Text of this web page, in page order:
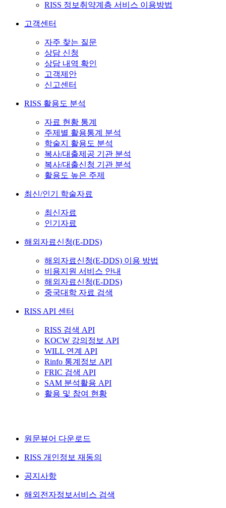
RISS 정보취약계층 서비스 이용방법
고객센터
자주 찾는 질문
상담 신청
상담 내역 확인
고객제안
신고센터
RISS 활용도 분석
자료 현황 통계
주제별 활용통계 분석
학술지 활용도 분석
복사/대출제공 기관 분석
복사/대출신청 기관 분석
활용도 높은 주제
최신/인기 학술자료
최신자료
인기자료
해외자료신청(E-DDS)
해외자료신청(E-DDS) 이용 방법
비용지원 서비스 안내
해외자료신청(E-DDS)
중국대학 자료 검색
RISS API 센터
RISS 검색 API
KOCW 강의정보 API
WILL 연계 API
Rinfo 통계정보 API
FRIC 검색 API
SAM 분석활용 API
활용 및 참여 현황
원문뷰어 다운로드
RISS 개인정보 재동의
공지사항
해외전자정보서비스 검색